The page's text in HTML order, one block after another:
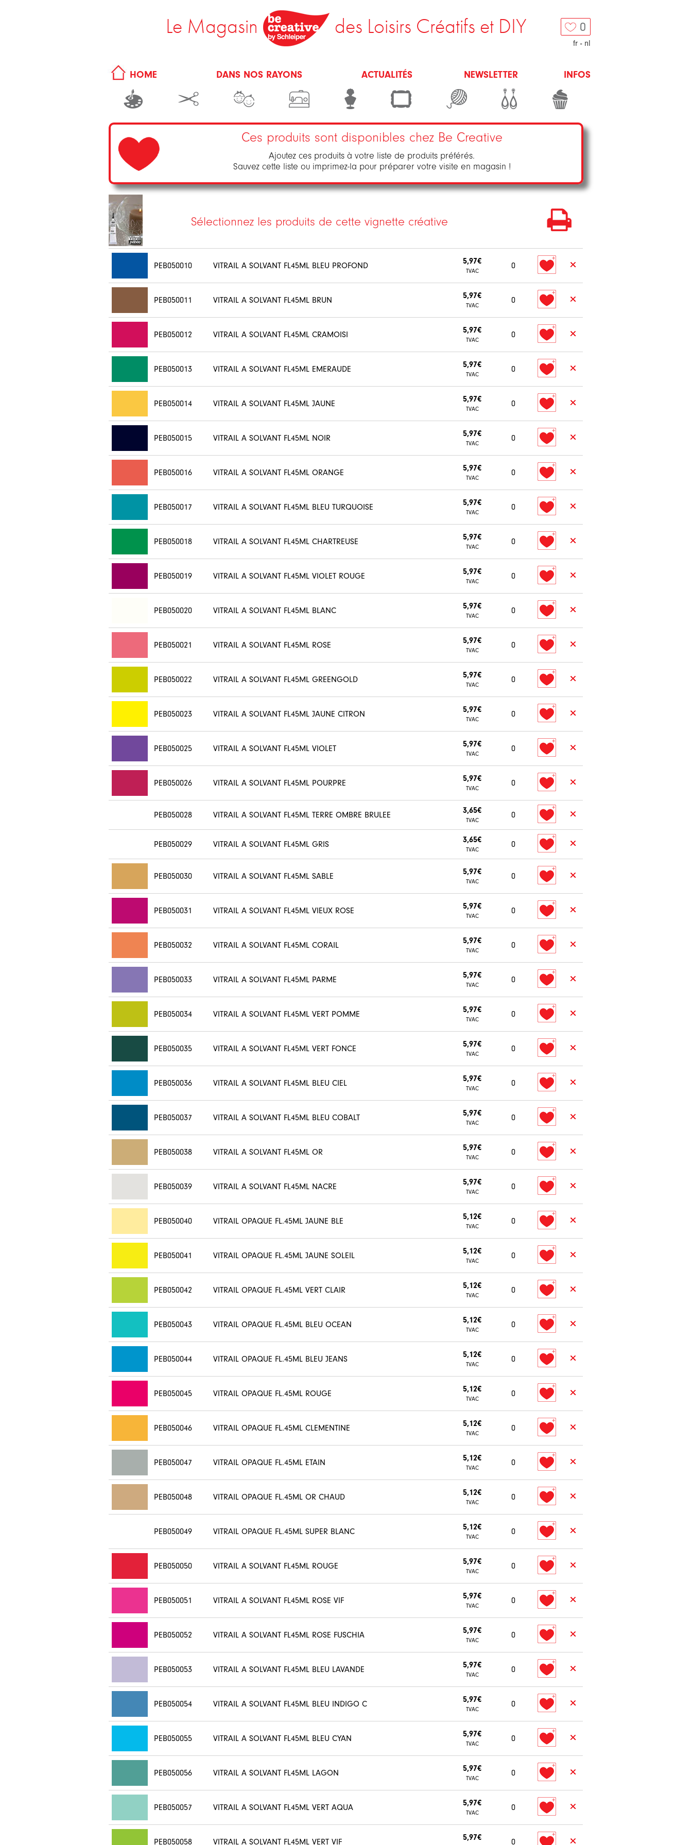
0
fr - nl
Le Magasin des Loisirs Créatifs et DIY
HOME DANS NOS RAYONS ACTUALITÉS NEWSLETTER INFOS
Ces produits sont disponibles chez Be Creative
Ajoutez ces produits à votre liste de produits préférés.
Sauvez cette liste ou imprimez-la pour préparer votre visite en magasin !
Sélectionnez les produits de cette vignette créative
PEB050010 VITRAIL A SOLVANT FL45ML BLEU PROFOND 5,97€
TVAC
0
PEB050011 VITRAIL A SOLVANT FL45ML BRUN 5,97€
TVAC
0
PEB050012 VITRAIL A SOLVANT FL45ML CRAMOISI 5,97€
TVAC
0
PEB050013 VITRAIL A SOLVANT FL45ML EMERAUDE 5,97€
TVAC
0
PEB050014 VITRAIL A SOLVANT FL45ML JAUNE 5,97€
TVAC
0
PEB050015 VITRAIL A SOLVANT FL45ML NOIR 5,97€
TVAC
0
PEB050016 VITRAIL A SOLVANT FL45ML ORANGE 5,97€
TVAC
0
PEB050017 VITRAIL A SOLVANT FL45ML BLEU TURQUOISE 5,97€
TVAC
0
PEB050018 VITRAIL A SOLVANT FL45ML CHARTREUSE 5,97€
TVAC
0
PEB050019 VITRAIL A SOLVANT FL45ML VIOLET ROUGE 5,97€
TVAC
0
PEB050020 VITRAIL A SOLVANT FL45ML BLANC 5,97€
TVAC
0
PEB050021 VITRAIL A SOLVANT FL45ML ROSE 5,97€
TVAC
0
PEB050022 VITRAIL A SOLVANT FL45ML GREENGOLD 5,97€
TVAC
0
PEB050023 VITRAIL A SOLVANT FL45ML JAUNE CITRON 5,97€
TVAC
0
PEB050025 VITRAIL A SOLVANT FL45ML VIOLET 5,97€
TVAC
0
PEB050026 VITRAIL A SOLVANT FL45ML POURPRE 5,97€
TVAC
0
PEB050028 VITRAIL A SOLVANT FL45ML TERRE OMBRE BRULEE 3,65€
TVAC
0
PEB050029 VITRAIL A SOLVANT FL45ML GRIS 3,65€
TVAC
0
PEB050030 VITRAIL A SOLVANT FL45ML SABLE 5,97€
TVAC
0
PEB050031 VITRAIL A SOLVANT FL45ML VIEUX ROSE 5,97€
TVAC
0
PEB050032 VITRAIL A SOLVANT FL45ML CORAIL 5,97€
TVAC
0
PEB050033 VITRAIL A SOLVANT FL45ML PARME 5,97€
TVAC
0
PEB050034 VITRAIL A SOLVANT FL45ML VERT POMME 5,97€
TVAC
0
PEB050035 VITRAIL A SOLVANT FL45ML VERT FONCE 5,97€
TVAC
0
PEB050036 VITRAIL A SOLVANT FL45ML BLEU CIEL 5,97€
TVAC
0
PEB050037 VITRAIL A SOLVANT FL45ML BLEU COBALT 5,97€
TVAC
0
PEB050038 VITRAIL A SOLVANT FL45ML OR 5,97€
TVAC
0
PEB050039 VITRAIL A SOLVANT FL45ML NACRE 5,97€
TVAC
0
PEB050040 VITRAIL OPAQUE FL.45ML JAUNE BLE 5,12€
TVAC
0
PEB050041 VITRAIL OPAQUE FL.45ML JAUNE SOLEIL 5,12€
TVAC
0
PEB050042 VITRAIL OPAQUE FL.45ML VERT CLAIR 5,12€
TVAC
0
PEB050043 VITRAIL OPAQUE FL.45ML BLEU OCEAN 5,12€
TVAC
0
PEB050044 VITRAIL OPAQUE FL.45ML BLEU JEANS 5,12€
TVAC
0
PEB050045 VITRAIL OPAQUE FL.45ML ROUGE 5,12€
TVAC
0
PEB050046 VITRAIL OPAQUE FL.45ML CLEMENTINE 5,12€
TVAC
0
PEB050047 VITRAIL OPAQUE FL.45ML ETAIN 5,12€
TVAC
0
PEB050048 VITRAIL OPAQUE FL.45ML OR CHAUD 5,12€
TVAC
0
PEB050049 VITRAIL OPAQUE FL.45ML SUPER BLANC 5,12€
TVAC
0
PEB050050 VITRAIL A SOLVANT FL45ML ROUGE 5,97€
TVAC
0
PEB050051 VITRAIL A SOLVANT FL45ML ROSE VIF 5,97€
TVAC
0
PEB050052 VITRAIL A SOLVANT FL45ML ROSE FUSCHIA 5,97€
TVAC
0
PEB050053 VITRAIL A SOLVANT FL45ML BLEU LAVANDE 5,97€
TVAC
0
PEB050054 VITRAIL A SOLVANT FL45ML BLEU INDIGO C 5,97€
TVAC
0
PEB050055 VITRAIL A SOLVANT FL45ML BLEU CYAN 5,97€
TVAC
0
PEB050056 VITRAIL A SOLVANT FL45ML LAGON 5,97€
TVAC
0
PEB050057 VITRAIL A SOLVANT FL45ML VERT AQUA 5,97€
TVAC
0
PEB050058 VITRAIL A SOLVANT FL45ML VERT VIF 5,97€ 0